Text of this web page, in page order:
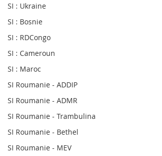
SI : Ukraine
SI : Bosnie
SI : RDCongo
SI : Cameroun
SI : Maroc
SI Roumanie - ADDIP
SI Roumanie - ADMR
SI Roumanie - Trambulina
SI Roumanie - Bethel
SI Roumanie - MEV